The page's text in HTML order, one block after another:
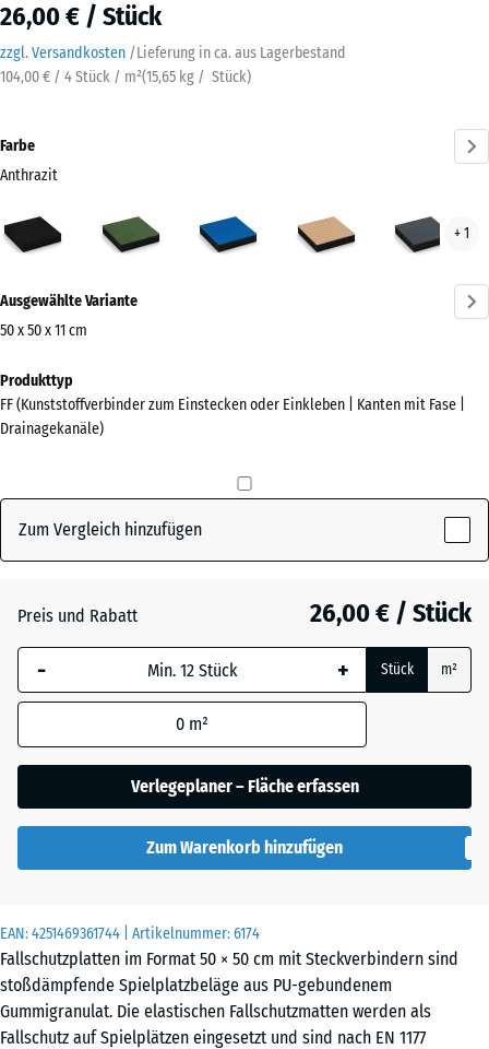
26,00 € / Stück
zzgl. Versandkosten /Lieferung in ca. aus Lagerbestand
104,00 € / 4 Stück / m²(15,65 kg / Stück)
EAN:4251469361744 | Artikelnummer:6174
Fallschutzplatten im Format 50 × 50 cm mit Steckverbindern sind
stoßdämpfende Spielplatzbeläge aus PU-gebundenem
Gummigranulat. Die elastischen Fallschutzmatten werden als
Fallschutz auf Spielplätzen eingesetzt und sind nach EN 1177
Farbe
Anthrazit
(active)
Grasgrün Himmelblau Sandbeige
+ 1
Informationen
zu
Farben?
Farbpalette
Anthrazit(active)
+ 4,20 €
Sandbeige + 4,40 €
Schiefergrau + 4,20 €
Ziegelrot + 0,20 €
Ausgewählte Variante
50 x 50 x 11 cm
Abmessungen
für
den
x
500
Die gewählte, blau
umrandete
Abmessung wird
Produktdaten nicht
anders angegeben)
für die
Bedarfsberechnung
x
50
x
11
cm
Produkttyp
FF (Kunststoffverbinder zum Einstecken oder Einkleben | Kanten mit Fase |
Drainagekanäle)
Zum Vergleich hinzufügen
Preis und Rabatt 26,00 € / Stück
- + Stück m²
0 m²
Verlegeplaner – Fläche erfassen
Zum Warenkorb hinzufügen